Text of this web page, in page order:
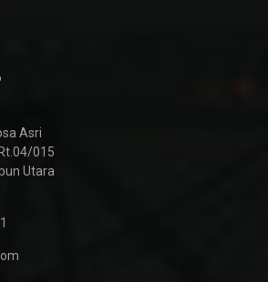
Asri
015
Utara